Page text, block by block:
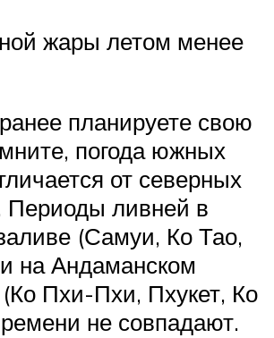
жары летом менее
планируете свою
погода южных
от северных
Периоды ливней в
(Самуи, Ко Тао,
на Андаманском
Пхи-Пхи, Пхукет, Ко
не совпадают.